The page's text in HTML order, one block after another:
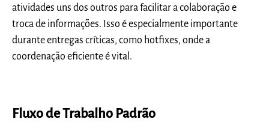
atividades uns dos outros para facilitar a colaboração e
troca de informações. Isso é especialmente importante
durante entregas críticas, como hotfixes, onde a
coordenação eficiente é vital.
Fluxo de Trabalho Padrão